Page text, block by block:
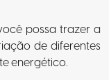
possa trazer a
de diferentes
energético.